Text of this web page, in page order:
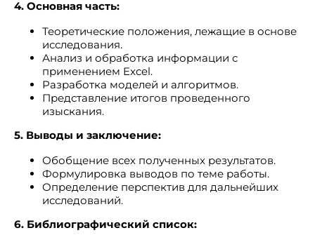
4. Основная часть:
Теоретические положения, лежащие в основе
исследования.
Анализ и обработка информации с
применением Excel.
Разработка моделей и алгоритмов.
Представление итогов проведенного
изыскания.
5. Выводы и заключение:
Обобщение всех полученных результатов.
Формулировка выводов по теме работы.
Определение перспектив для дальнейших
исследований.
6. Библиографический список: